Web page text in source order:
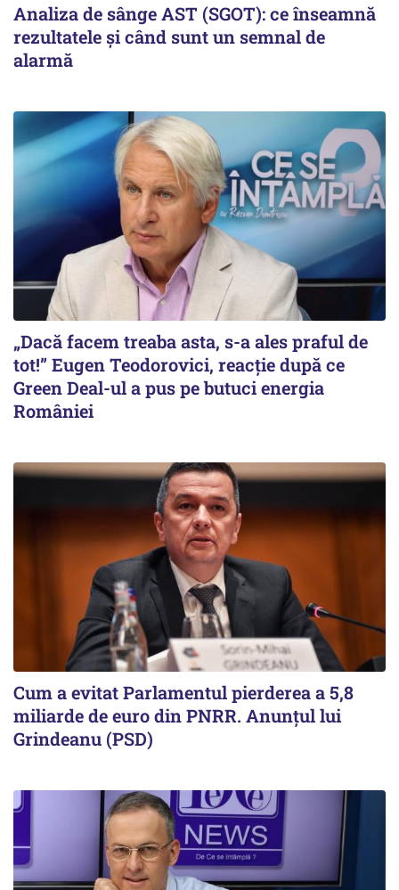
Analiza de sânge AST (SGOT): ce înseamnă
rezultatele și când sunt un semnal de
alarmă
„Dacă facem treaba asta, s-a ales praful de
tot!” Eugen Teodorovici, reacție după ce
Green Deal-ul a pus pe butuci energia
României
Cum a evitat Parlamentul pierderea a 5,8
miliarde de euro din PNRR. Anunțul lui
Grindeanu (PSD)